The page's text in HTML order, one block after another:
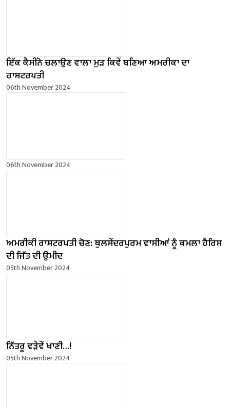
ਇੱਕ ਕੈਸੀਨੋ ਚਲਾਉਣ ਵਾਲਾ ਮੁੜ ਕਿਵੇਂ ਬਣਿਆ ਅਮਰੀਕਾ ਦਾ
ਰਾਸ਼ਟਰਪਤੀ
06th November 2024
06th November 2024
ਅਮਰੀਕੀ ਰਾਸ਼ਟਰਪਤੀ ਚੋਣ: ਥੁਲਸੇਂਦਰਪੁਰਮ ਵਾਸੀਆਂ ਨੂੰ ਕਮਲਾ ਹੈਰਿਸ
ਦੀ ਜਿੱਤ ਦੀ ਉਮੀਦ
05th November 2024
ਨਿੱਤਰੂ ਵੜੇਵੇਂ ਖਾਣੀ…!
05th November 2024